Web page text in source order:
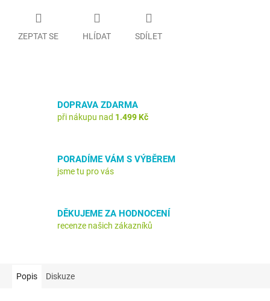
ZEPTAT SE HLÍDAT SDÍLET
DOPRAVA ZDARMA
při nákupu nad 1.499 Kč
PORADÍME VÁM S VÝBĚREM
jsme tu pro vás
DĚKUJEME ZA HODNOCENÍ
recenze našich zákazníků
Popis Diskuze